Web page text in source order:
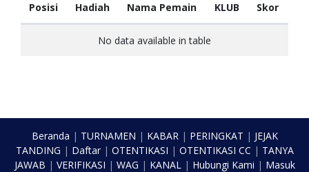
Posisi Hadiah Nama Pemain KLUB Skor
No data available in table
Beranda | TURNAMEN | KABAR| PERINGKAT | JEJAK
TANDING | Daftar| OTENTIKASI | OTENTIKASI CC | TANYA
JAWAB | VERIFIKASI | WAG | KANAL| Hubungi Kami | Masuk